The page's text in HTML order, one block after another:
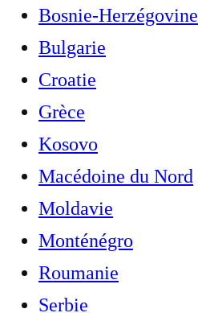
Bosnie-Herzégovine
Bulgarie
Croatie
Grèce
Kosovo
Macédoine du Nord
Moldavie
Monténégro
Roumanie
Serbie